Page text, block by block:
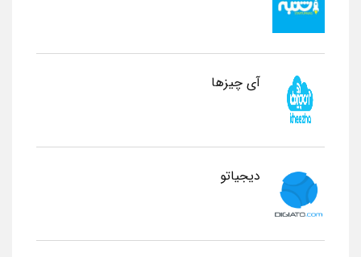
آی چیزها
دیجیاتو